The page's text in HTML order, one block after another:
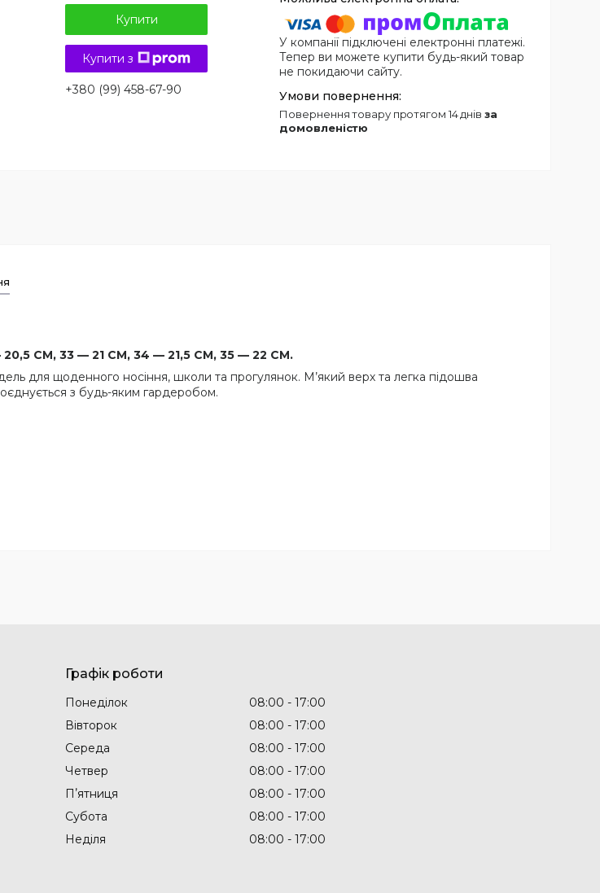
Купити
Купити з
+380 (99) 458-67-90
У компанії підключені електронні платежі.
Тепер ви можете купити будь-який товар
не покидаючи сайту.
повернення товару протягом 14 днів за
домовленістю
СМ, 33 — 21 СМ, 34 — 21,5 СМ, 35 — 22 СМ.
для щоденного носіння, школи та прогулянок. М’який верх та легка підошва
з будь-яким гардеробом.
Графік роботи
Понеділок 08:00
17:00
Вівторок
08:00
17:00
Середа
08:00
17:00
Четвер
08:00
17:00
Пʼятниця
08:00
17:00
Субота
08:00
17:00
Неділя
08:00 17:00